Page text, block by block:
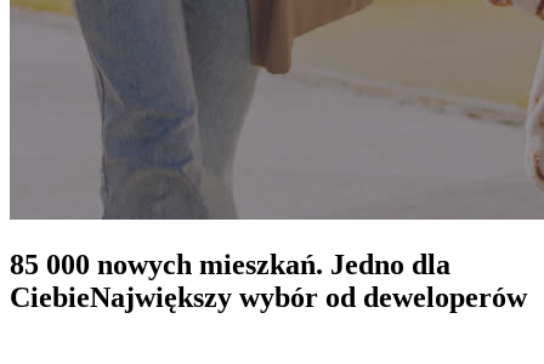
85 000 nowych mieszkań. Jedno dla
CiebieNajwiększy wybór od deweloperów